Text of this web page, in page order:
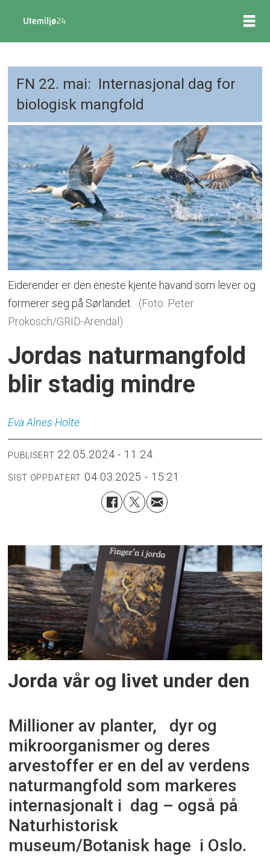
FN 22. mai: Internasjonal dag for
biologisk mangfold
Eiderender er den eneste kjente havand som lever og
formerer seg på Sørlandet. (Foto: Peter
Prokosch/GRID-Arendal)
Jordas naturmangfold
blir stadig mindre
Eva Alnes Holte
PUBLISERT 22.05.2024 - 11:24
SIST OPPDATERT 04.03.2025 - 15:21
Jorda vår og livet under den
Millioner av planter, dyr og
mikroorganismer og deres
arvestoffer er en del av verdens
naturmangfold som markeres
internasjonalt i dag – også på
Naturhistorisk
museum/Botanisk hage i Oslo.